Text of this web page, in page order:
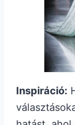
Inspiráció: